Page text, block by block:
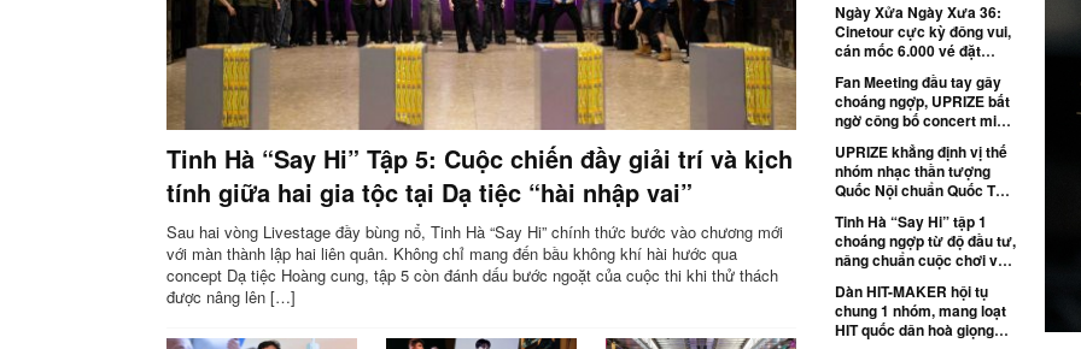
Tinh Hà “Say Hi” Tập 5: Cuộc chiến đầy giải trí và kịch
tính giữa hai gia tộc tại Dạ tiệc “hài nhập vai”
Sau hai vòng Livestage đầy bùng nổ, Tinh Hà “Say Hi” chính thức bước vào chương mới
với màn thành lập hai liên quân. Không chỉ mang đến bầu không khí hài hước qua
concept Dạ tiệc Hoàng cung, tập 5 còn đánh dấu bước ngoặt của cuộc thi khi thử thách
được nâng lên […]
thông điệp sống tích cực
Ngày Xửa Ngày Xưa 36:
Cinetour cực kỳ đông vui,
cán mốc 6.000 vé đặt
trước và hàng ngàn khán
giả vỡ òa cảm xúc trên
màn ảnh rộng
Fan Meeting đầu tay gây
choáng ngợp, UPRIZE bất
ngờ công bố concert miền
UPRIZE khẳng định vị thế
nhóm nhạc thần tượng
Quốc Nội chuẩn Quốc Tế
Tinh Hà “Say Hi” tập 1
choáng ngợp từ độ đầu tư,
nâng chuẩn cuộc chơi với
Dàn HIT-MAKER hội tụ
chung 1 nhóm, mang loạt
HIT quốc dân hoà giọng